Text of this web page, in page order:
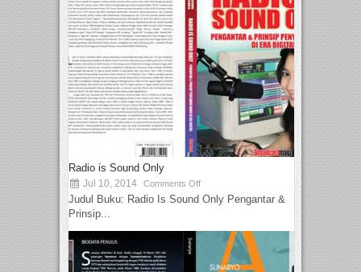
Radio is Sound Only
Jul 10, 2014 Comments Off
Judul Buku: Radio Is Sound Only Pengantar &
Prinsip...